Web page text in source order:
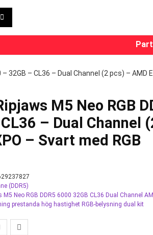
– 32GB – CL36 – Dual Channel (2 pcs) – AMD
M5 Neo RGB
– Dual Channel
– Svart med RGB
(DDR5)
M5 Neo RGB DDR5 6000 32GB CL36 Dual Channel
prestanda hög hastighet RGB-belysning dual kit